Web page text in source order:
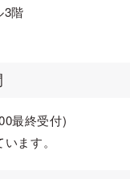
階
最終受付)
ます。